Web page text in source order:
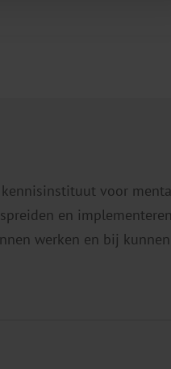
voor
en
werken en bij